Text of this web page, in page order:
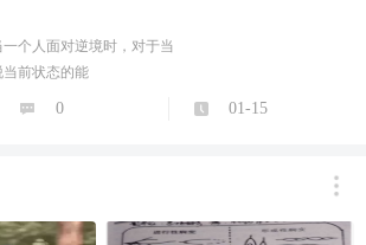
个人面对逆境时，对于当
前状态的能
0 01-15